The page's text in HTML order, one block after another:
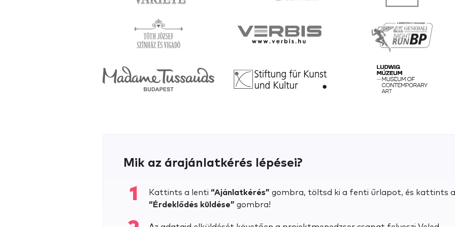
Mik az árajánlatkérés lépései?
1 Kattints a lenti “Ajánlatkérés” gombra, töltsd ki a fenti űrlapot, és kattints a
“Érdeklődés küldése” gombra!